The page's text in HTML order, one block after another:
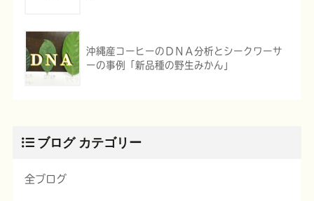
沖縄産コーヒーのＤＮＡ分析とシークワーサ
ーの事例「新品種の野生みかん」
ブログ カテゴリー
全ブログ